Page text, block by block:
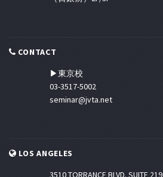
CONTACT
▶東京校
03-3517-5002
seminar@jvta.net
LOS ANGELES
3510 TORRANCE BLVD. SUITE 219